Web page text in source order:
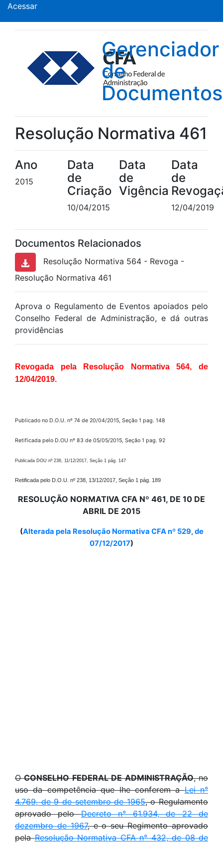
Acessar
Gerenciador
de
Documentos
Resolução Normativa 461
Ano
2015
Data
de
Criação
10/04/2015
Data
de
Vigência
Data
de
12/04/2019
Documentos Relacionados
Resolução Normativa 564 - Revoga -
Resolução Normativa 461
Aprova o Regulamento de Eventos apoiados pelo
Conselho Federal de Administração, e dá outras
providências
Revogada pela Resolução Normativa 564, de
12/04/2019.
Publicado no D.O.U. nº 74 de 20/04/2015, Seção 1 pag. 148
Retificada pelo D.OU nº 83 de 05/05/2015, Seção 1 pag. 92
Publicada DOU nº 236, 11/12/2017, Seção 1 pág. 147
Retificada pelo D.O.U. nº 238, 13/12/2017, Seção 1 pág. 189
RESOLUÇÃO NORMATIVA CFA Nº 461, DE 10 DE
ABRIL DE 2015
(Alterada pela Resolução Normativa CFA nº 529, de
07/12/2017)
OCONSELHO FEDERAL DE ADMINISTRAÇÃO, no
uso da competência que lhe conferem aLei n°
4.769, de 9 de setembro de 1965, o Regulamento
aprovado peloDecreto n° 61.934, de 22 de
dezembro de 1967, e o seu Regimento aprovado
pelaResolução Normativa CFA n° 432, de 08 de